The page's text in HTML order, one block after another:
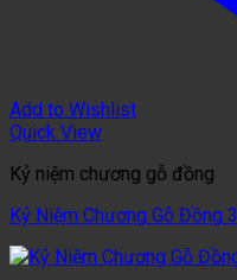
Add to Wishlist
Quick View
Kỷ niệm chương gỗ đồng
Kỷ Niệm Chương Gỗ Đồng 3